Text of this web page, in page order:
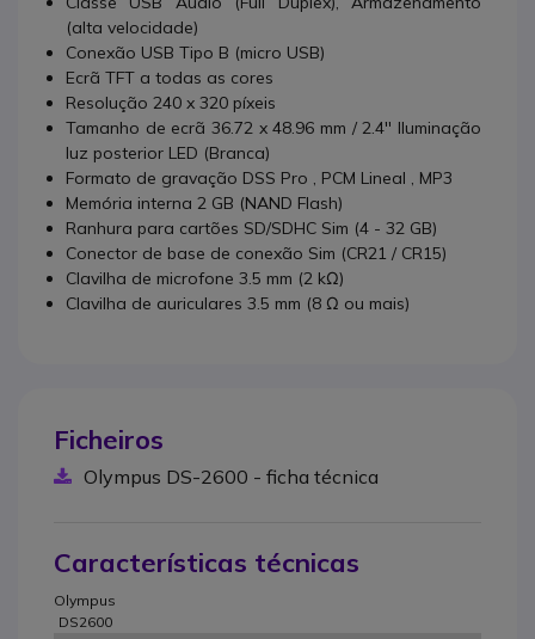
(alta velocidade)
Conexão USB Tipo B (micro USB)
Ecrã TFT a todas as cores
Resolução 240 x 320 píxeis
Tamanho de ecrã 36.72 x 48.96 mm / 2.4'' Iluminação
luz posterior LED (Branca)
Formato de gravação DSS Pro , PCM Lineal , MP3
Memória interna 2 GB (NAND Flash)
Ranhura para cartões SD/SDHC Sim (4 - 32 GB)
Conector de base de conexão Sim (CR21 / CR15)
Clavilha de microfone 3.5 mm (2 kΩ)
Clavilha de auriculares 3.5 mm (8 Ω ou mais)
Ficheiros
Olympus DS-2600 - ficha técnica
Características técnicas
Olympus
DS2600